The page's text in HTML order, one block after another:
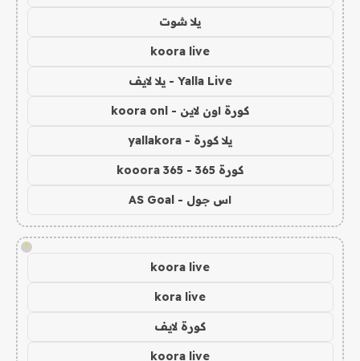
يلا شوت
koora live
Yalla Live - يلا لايف
كورة اون لاين - koora onl
يلا كورة - yallakora
كورة 365 - kooora 365
اس جول - AS Goal
!
koora live
kora live
كورة لايف
koora live